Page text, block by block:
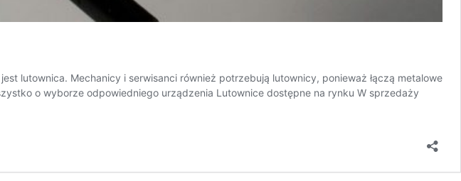
lutownica. Mechanicy i serwisanci również potrzebują lutownicy, ponieważ łączą metalowe
o wyborze odpowiedniego urządzenia Lutownice dostępne na rynku W sprzedaży